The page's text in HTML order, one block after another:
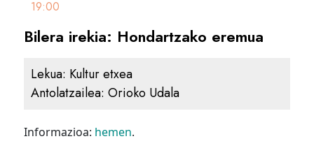
19:00
Bilera irekia: Hondartzako eremua
Lekua: Kultur etxea
Antolatzailea:Orioko Udala
Informazioa: hemen.